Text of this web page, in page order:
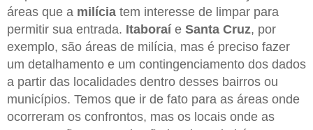
áreas que a milícia tem interesse de limpar para
permitir sua entrada. Itaboraíe Santa Cruz, por
exemplo, são áreas de milícia, mas é preciso fazer
um detalhamento e um contingenciamento dos dados
a partir das localidades dentro desses bairros ou
municípios. Temos que ir de fato para as áreas onde
ocorreram os confrontos, mas os locais onde as